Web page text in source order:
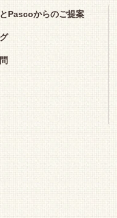
Pascoからのご提案